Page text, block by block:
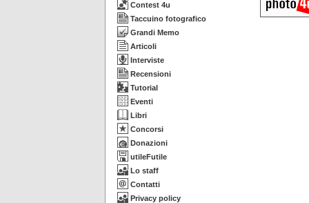
Contest 4u
Taccuino fotografico
Grandi Memo
Articoli
Interviste
Recensioni
Tutorial
Eventi
Libri
Concorsi
Donazioni
utileFutile
Lo staff
Contatti
Privacy policy